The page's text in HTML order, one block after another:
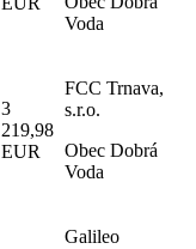
Voda
3
219,98
EUR
FCC Trnava,
s.r.o.
Obec Dobrá
Voda
Galileo